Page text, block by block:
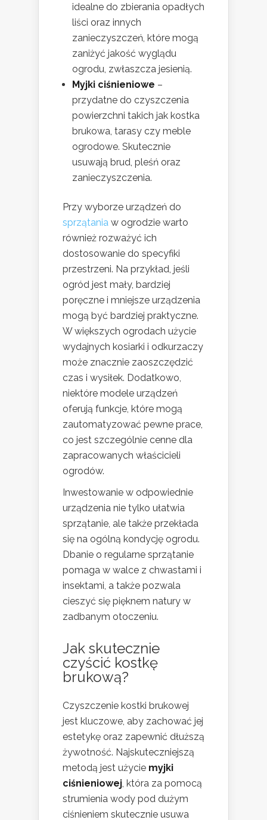
idealne do zbierania opadłych
liści oraz innych
zanieczyszczeń, które mogą
zaniżyć jakość wyglądu
ogrodu, zwłaszcza jesienią.
Myjki ciśnieniowe –
przydatne do czyszczenia
powierzchni takich jak kostka
brukowa, tarasy czy meble
ogrodowe. Skutecznie
usuwają brud, pleśń oraz
zanieczyszczenia.
Przy wyborze urządzeń do
sprzątania w ogrodzie warto
również rozważyć ich
dostosowanie do specyfiki
przestrzeni. Na przykład, jeśli
ogród jest mały, bardziej
poręczne i mniejsze urządzenia
mogą być bardziej praktyczne.
W większych ogrodach użycie
wydajnych kosiarki i odkurzaczy
może znacznie zaoszczędzić
czas i wysiłek. Dodatkowo,
niektóre modele urządzeń
oferują funkcje, które mogą
zautomatyzować pewne prace,
co jest szczególnie cenne dla
zapracowanych właścicieli
ogrodów.
Inwestowanie w odpowiednie
urządzenia nie tylko ułatwia
sprzątanie, ale także przekłada
się na ogólną kondycję ogrodu.
Dbanie o regularne sprzątanie
pomaga w walce z chwastami i
insektami, a także pozwala
cieszyć się pięknem natury w
zadbanym otoczeniu.
Jak skutecznie
czyścić kostkę
brukową?
Czyszczenie kostki brukowej
jest kluczowe, aby zachować jej
estetykę oraz zapewnić dłuższą
żywotność. Najskuteczniejszą
metodą jest użycie myjki
ciśnieniowej, która za pomocą
strumienia wody pod dużym
ciśnieniem skutecznie usuwa